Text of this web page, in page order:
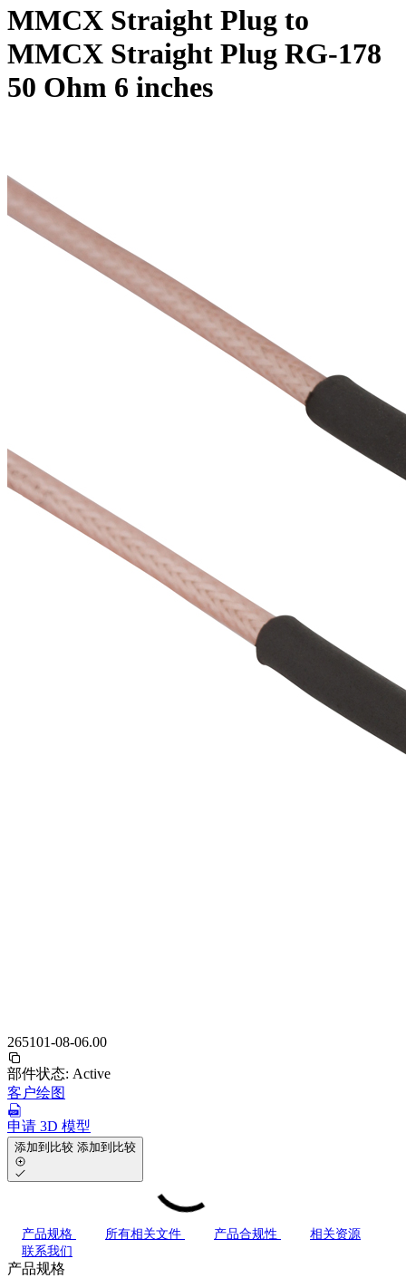
MMCX Straight Plug to
MMCX Straight Plug RG-178
50 Ohm 6 inches
265101-08-06.00
部件状态: Active
客户绘图
申请 3D 模型
添加到比较 添加到比较
产品规格 所有相关文件 产品合规性
相关资源
联系我们
产品规格